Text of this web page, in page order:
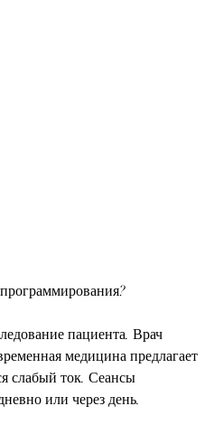
пациента. Врач
медицина предлагает
слабый ток. Сеансы
или через день.